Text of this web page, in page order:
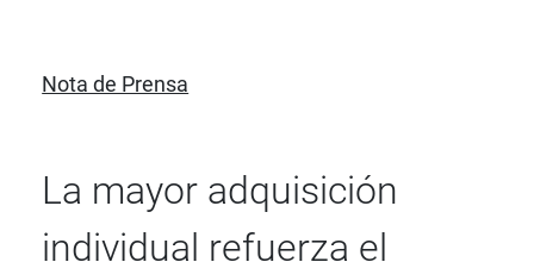
Nota de Prensa
La mayor adquisición
individual refuerza el